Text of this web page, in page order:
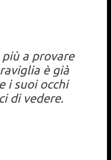
a provare
è già
i suoi occhi
di vedere.